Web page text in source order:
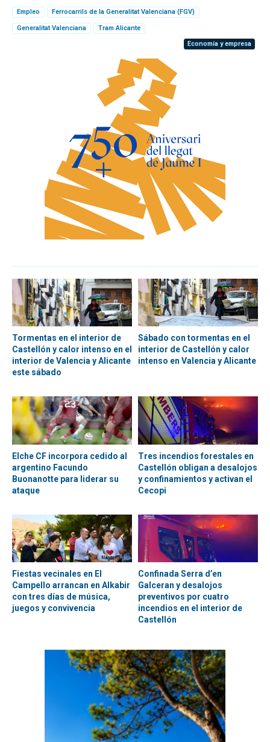
Empleo Ferrocarrils de la Generalitat Valenciana (FGV)
Generalitat Valenciana
Tram Alicante
Economía y empresa
Tormentas en el interior de
Castellón y calor intenso en el
interior de Valencia y Alicante
este sábado
Sábado con tormentas en el
interior de Castellón y calor
intenso en Valencia y Alicante
Elche CF incorpora cedido al
argentino Facundo
Buonanotte para liderar su
ataque
Tres incendios forestales en
Castellón obligan a desalojos
y confinamientos y activan el
Cecopi
Fiestas vecinales en El
Campello arrancan en Alkabir
con tres días de música,
juegos y convivencia
Confinada Serra d’en
Galceran y desalojos
preventivos por cuatro
incendios en el interior de
Castellón